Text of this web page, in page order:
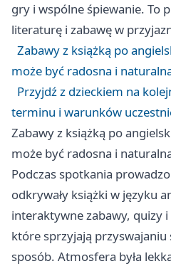
gry i wspólne śpiewanie. To
literaturę i zabawę w
Zabawy z książką po
może być radosna i
Przyjdź z dzieckiem na
terminu i warunków
Zabawy z książką po
może być radosna i
Podczas spotkania
odkrywały książki w języku
interaktywne zabawy, quizy
które sprzyjają przyswajaniu
sposób. Atmosfera była